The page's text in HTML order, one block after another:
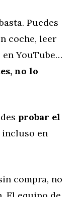
Puedes
coche, leer
en YouTube…
no lo
probar el
incluso en
compra, no